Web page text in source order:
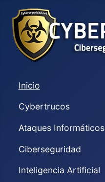
Inicio
Cybertrucos
Ataques Informáticos
Ciberseguridad
Inteligencia Artificial